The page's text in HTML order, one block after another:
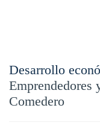
Desarrollo
Emprendedores
Comedero